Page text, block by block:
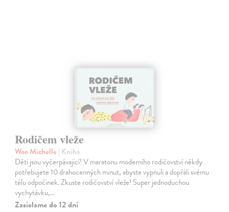
Rodičem vleže
Woo Michelle | Kniha
Děti jsou vyčerpávající! V maratonu moderního rodičovství někdy
potřebujete 10 drahocenných minut, abyste vypnuli a dopřáli svému
tělu odpočinek. Zkuste rodičovství vleže! Super jednoduchou
vychytávku,…
Zasielame do 12 dní